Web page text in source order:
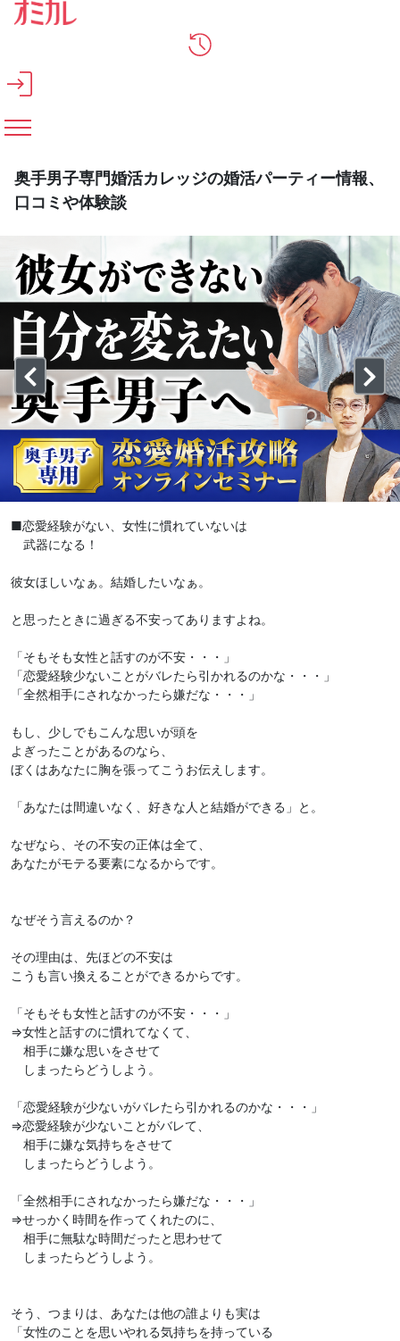
メインコンテンツへスキップ
奥手男子専門婚活カレッジの婚活パーティー情報、
口コミや体験談
■恋愛経験がない、女性に慣れていないは
武器になる！
彼女ほしいなぁ。結婚したいなぁ。
と思ったときに過ぎる不安ってありますよね。
「そもそも女性と話すのが不安・・・」
「恋愛経験少ないことがバレたら引かれるのかな・・・」
「全然相手にされなかったら嫌だな・・・」
もし、少しでもこんな思いが頭を
よぎったことがあるのなら、
ぼくはあなたに胸を張ってこうお伝えします。
「あなたは間違いなく、好きな人と結婚ができる」と。
なぜなら、その不安の正体は全て、
あなたがモテる要素になるからです。
なぜそう言えるのか？
その理由は、先ほどの不安は
こうも言い換えることができるからです。
「そもそも女性と話すのが不安・・・」
⇒女性と話すのに慣れてなくて、
相手に嫌な思いをさせて
しまったらどうしよう。
「恋愛経験が少ないがバレたら引かれるのかな・・・」
⇒恋愛経験が少ないことがバレて、
相手に嫌な気持ちをさせて
しまったらどうしよう。
「全然相手にされなかったら嫌だな・・・」
⇒せっかく時間を作ってくれたのに、
相手に無駄な時間だったと思わせて
しまったらどうしよう。
そう、つまりは、あなたは他の誰よりも実は
「女性のことを思いやれる気持ちを持っている